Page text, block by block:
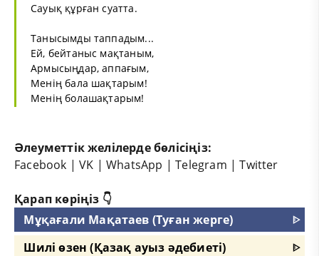
Сауық құрған суатта.
Танысымды таппадым...
Ей, бейтаныс мақтаным,
Армысыңдар, аппағым,
Менің бала шақтарым!
Менің болашақтарым!
Әлеуметтік желілерде бөлісіңіз:
Facebook |VK |WhatsApp |Telegram |Twitter
Қарап көріңіз 👇
Мұқағали Мақатаев (Туған жерге)
ᐈ
Шилі өзен (Қазақ ауыз әдебиеті)
ᐈ